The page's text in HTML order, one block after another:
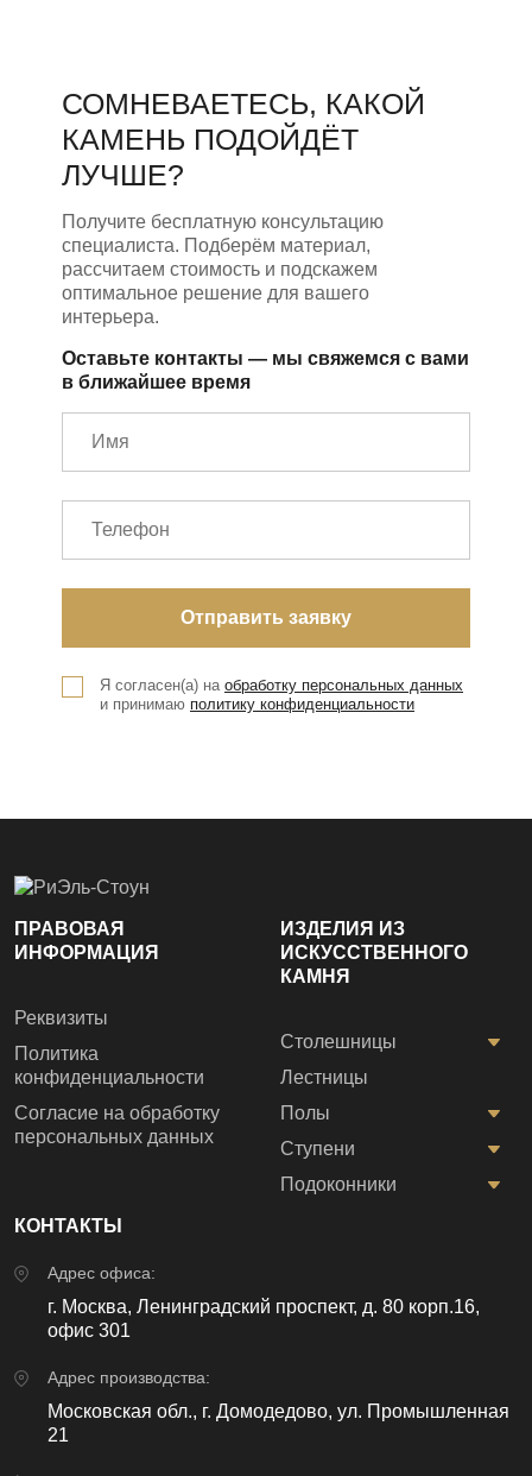
СОМНЕВАЕТЕСЬ, КАКОЙ
КАМЕНЬ ПОДОЙДЁТ
ЛУЧШЕ?
Получите бесплатную консультацию
специалиста. Подберём материал,
рассчитаем стоимость и подскажем
оптимальное решение для вашего
интерьера.
Оставьте контакты — мы свяжемся с вами
в ближайшее время
Я согласен(а) на обработку персональных данных
и принимаю политику конфиденциальности
ПРАВОВАЯ
ИНФОРМАЦИЯ
Реквизиты
Политика
конфиденциальности
Согласие на обработку
персональных данных
ИЗДЕЛИЯ ИЗ
ИСКУССТВЕННОГО
КАМНЯ
Столешницы
Лестницы
Полы
Ступени
Подоконники
КОНТАКТЫ
Адрес офиса:
г. Москва, Ленинградский проспект, д. 80 корп.16,
офис 301
Адрес производства:
Московская обл., г. Домодедово, ул. Промышленная
21